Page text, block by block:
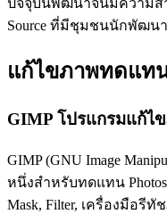
Source ที่มีชุมชนนักพัฒน
แก้ไขภาพทดแทน
GIMP โปรแกรมแก้ไ
GIMP (GNU Image
หนึ่งสำหรับทดแทน
Mask, Filter, เครื่องมือรี